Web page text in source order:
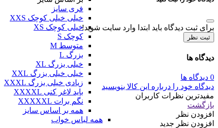
فری سایز
خیلی خیلی کوچک XXS
خیلی کوچک XS
کوچک S
متوسط M
بزرگ L
خیلی بزرگ XL
خیلی خیلی بزرگ XXL
زیادی خیلی بزرگ XXXL
باید لاغر کنی XXXXL
نگم برات XXXXXL
همه بر اساس سایز
همه لباس خواب
برای ثبت دیدگاه باید ابتدا وارد سایت شوید!
ثبت نظر
دیدگاه ها
0 دیدگاه ها
دیدگاه خود را درباره این کالا بنویسید
مفیدترین نظرات کاربران
بازگشت
افزودن نظر
افزودن نظر جدید